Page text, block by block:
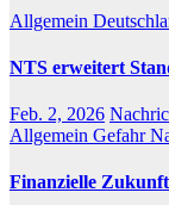
Allgemein
NTS erweitert
Feb. 2, 2026
Allgemein Gefahr
Finanzielle